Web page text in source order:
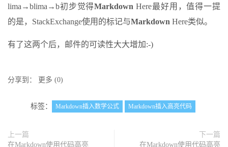
lima→blima→b初步觉得Markdown Here最好用，值得一提
的是，StackExchange使用的标记与Markdown Here类似。
有了这两个后，邮件的可读性大大增加:-)
分享到： 更多 (0)
标签： Markdown插入数学公式 Markdown插入高亮代码
上一篇
在Markdown使用代码高亮
下一篇
在Markdown使用代码高亮